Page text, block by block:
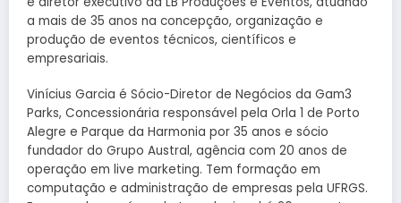
a mais de 35 anos na concepção, organização e
produção de eventos técnicos, científicos e
empresariais.
Vinícius Garcia é Sócio-Diretor de Negócios da Gam3
Parks, Concessionária responsável pela Orla 1 de Porto
Alegre e Parque da Harmonia por 35 anos e sócio
fundador do Grupo Austral, agência com 20 anos de
operação em live marketing. Tem formação em
computação e administração de empresas pela UFRGS.